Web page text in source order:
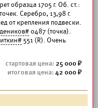
образца 1705 г. Об. ст.:
Серебро, 13,98 г.
от крепления подвески.
0487 (точка).
551 (R). Очень
25 000
42 000